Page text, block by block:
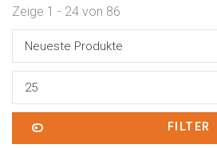
Zeige 1 - 24 von 86
Neueste Produkte
25
FILTER